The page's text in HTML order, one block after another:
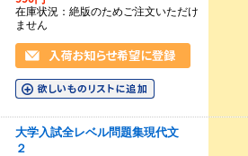
在庫状況：絶版のためご注文いただけ
ません
大学入試全レベル問題集現代文
２